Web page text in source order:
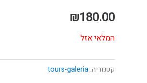
₪180.00
המלאי אזל
קטגוריה: tours-galeria